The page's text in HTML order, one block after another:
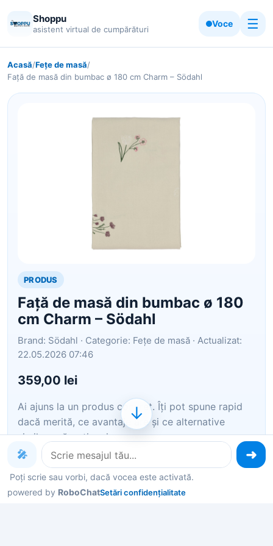
Shoppu
asistent virtual de cumpărături
Voce ☰
Acasă/Fețe de masă/
Față de masă din bumbac ø 180 cm Charm – Södahl
PRODUS
Față de masă din bumbac ø 180
cm Charm – Södahl
Brand: Södahl · Categorie: Fețe de masă · Actualizat:
22.05.2026 07:46
359,00 lei
Ai ajuns la un produs concret. Îți pot spune rapid
dacă merită, ce avantaje are și ce alternative
similare găsești mai ușor.
Pe scurt: Fața de masă din bumbac Charm cu
diametrul de 180 cm de la Södahl aduce eleganță
și un design floral delicat în sufragerie, fiind ideală
🎤
Poți scrie sau vorbi, dacă vocea este activată.
powered by RoboChatSetări confidențialitate
↓